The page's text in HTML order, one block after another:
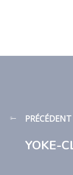
PRÉCÉDENT
YOKE-